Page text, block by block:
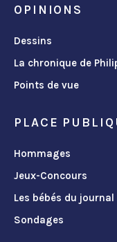
OPINIONS
Dessins
La chronique de
Points de vue
PLACE
Hommages
Jeux-Concours
Les bébés du journal
Sondages